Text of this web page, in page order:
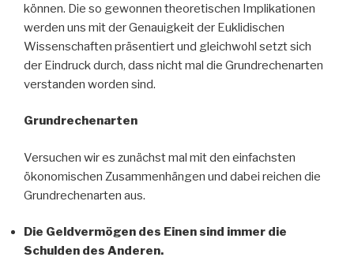
können. Die so gewonnen theoretischen Implikationen
werden uns mit der Genauigkeit der Euklidischen
Wissenschaften präsentiert und gleichwohl setzt sich
der Eindruck durch, dass nicht mal die Grundrechenarten
verstanden worden sind.
Grundrechenarten
Versuchen wir es zunächst mal mit den einfachsten
ökonomischen Zusammenhängen und dabei reichen die
Grundrechenarten aus.
Die Geldvermögen des Einen sind immer die
Schulden des Anderen.